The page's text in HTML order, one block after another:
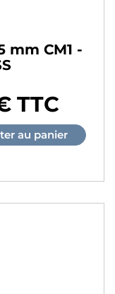
mm CM1 -
TTC
au panier